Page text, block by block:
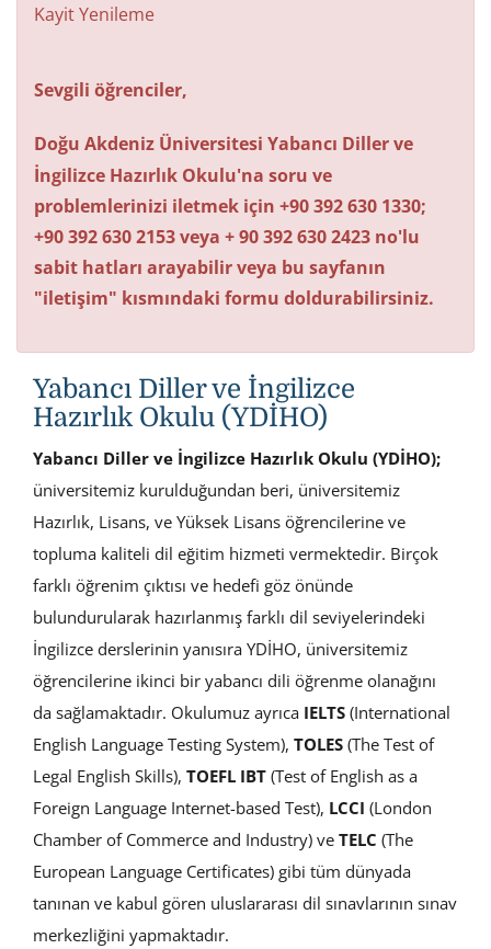
Kayit Yenileme
Sevgili öğrenciler,
Doğu Akdeniz Üniversitesi Yabancı Diller ve
İngilizce Hazırlık Okulu'na soru ve
problemlerinizi iletmek için +90 392 630 1330;
+90 392 630 2153 veya + 90 392 630 2423 no'lu
sabit hatları arayabilir veya bu sayfanın
"iletişim" kısmındaki formu doldurabilirsiniz.
Yabancı Diller ve İngilizce
Hazırlık Okulu (YDİHO)
Yabancı Diller ve İngilizce Hazırlık Okulu (YDİHO);
üniversitemiz kurulduğundan beri, üniversitemiz
Hazırlık, Lisans, ve Yüksek Lisans öğrencilerine ve
topluma kaliteli dil eğitim hizmeti vermektedir. Birçok
farklı öğrenim çıktısı ve hedefi göz önünde
bulundurularak hazırlanmış farklı dil seviyelerindeki
İngilizce derslerinin yanısıra YDİHO, üniversitemiz
öğrencilerine ikinci bir yabancı dili öğrenme olanağını
da sağlamaktadır. Okulumuz ayrıca IELTS(International
English Language Testing System), TOLES(The Test of
Legal English Skills), TOEFL IBT(Test of English as a
Foreign Language Internet-based Test), LCCI (London
Chamber of Commerce and Industry) veTELC (The
European Language Certificates) gibi tüm dünyada
tanınan ve kabul gören uluslararası dil sınavlarının sınav
merkezliğini yapmaktadır.